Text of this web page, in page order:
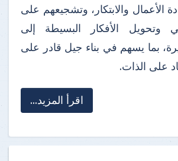
الأعمال والابتكار، وتشجيعهم على
وتحويل الأفكار البسيطة إلى
بما يسهم في بناء جيل قادر على
على الذات.
اقرأ المزيد...